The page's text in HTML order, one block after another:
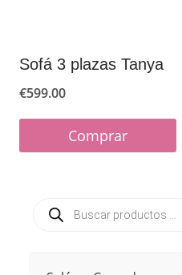
Sofá 3 plazas Tanya
€599.00
Comprar
Búsqueda